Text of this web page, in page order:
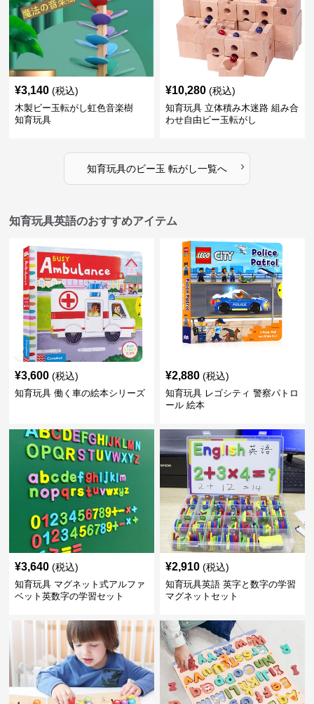
¥3,140 (税込)
木製ビー玉転がし虹色音楽樹
知育玩具
¥10,280 (税込)
知育玩具 立体積み木迷路 組み合
わせ自由ビー玉転がし
知育玩具のビー玉 転がし一覧へ ›
知育玩具英語のおすすめアイテム
¥3,600 (税込)
知育玩具 働く車の絵本シリーズ
¥2,880 (税込)
知育玩具 レゴシティ 警察パトロ
ール 絵本
¥3,640 (税込)
知育玩具 マグネット式アルファ
ベット英数字の学習セット
¥2,910 (税込)
知育玩具英語 英字と数字の学習
マグネットセット